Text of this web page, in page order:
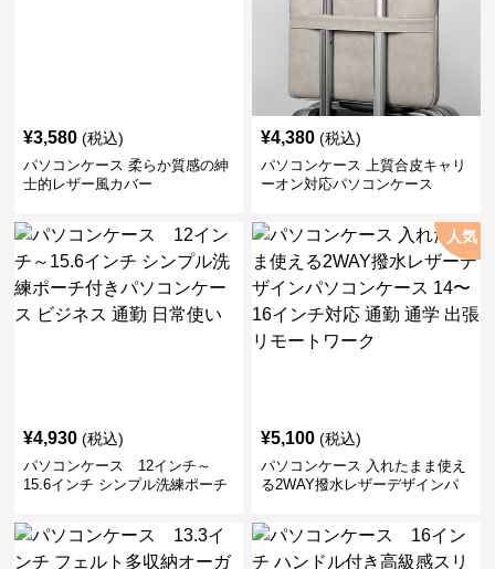
¥3,580 (税込)
パソコンケース 柔らか質感の紳
士的レザー風カバー
¥4,380 (税込)
パソコンケース 上質合皮キャリ
ーオン対応パソコンケース
¥4,930 (税込)
パソコンケース 12インチ～
15.6インチ シンプル洗練ポーチ
勤 日常使い
人気
¥5,100 (税込)
パソコンケース 入れたまま使え
る2WAY撥水レザーデザインパ
通勤 通学 出張 リモートワーク